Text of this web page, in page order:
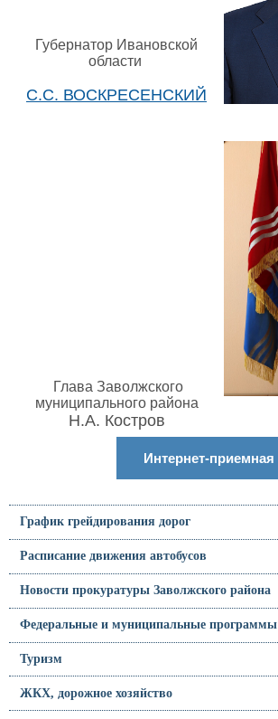
Губернатор Ивановской
области
С.С. ВОСКРЕСЕНСКИЙ
Глава Заволжского
муниципального района
Н.А. Костров
Интернет-приемная
График грейдирования дорог
Расписание движения автобусов
Новости прокуратуры Заволжского района
Федеральные и муниципальные программы
Туризм
ЖКХ, дорожное хозяйство